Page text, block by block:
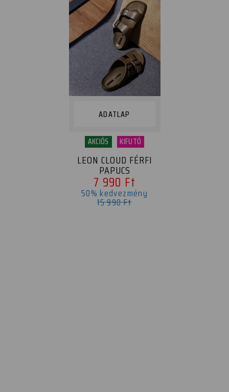
ADATLAP
AKCIÓS KIFUTÓ
LEON CLOUD FÉRFI
PAPUCS
7 990 Ft
50% kedvezmény
15 990 Ft